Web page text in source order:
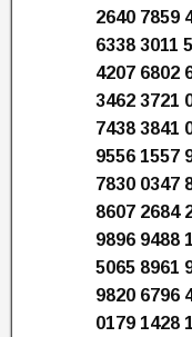
2640 7859
6338 3011
4207 6802
3462 3721
7438 3841
9556 1557
7830 0347
8607 2684
9896 9488
5065 8961
9820 6796
0179 1428